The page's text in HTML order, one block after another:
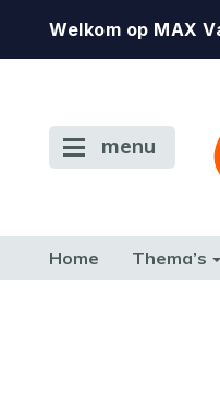
Welkom op MAX
menu
Home Thema’s